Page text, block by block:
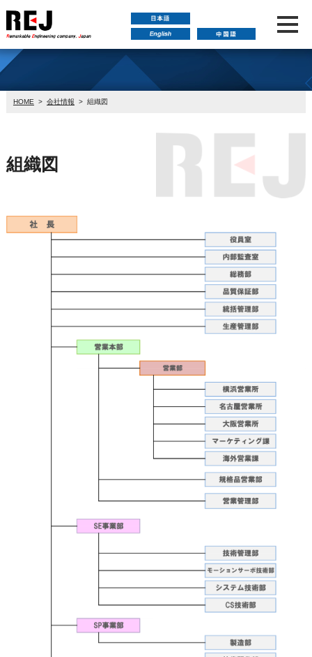
HOME > 会社情報 > 組織図
組織図